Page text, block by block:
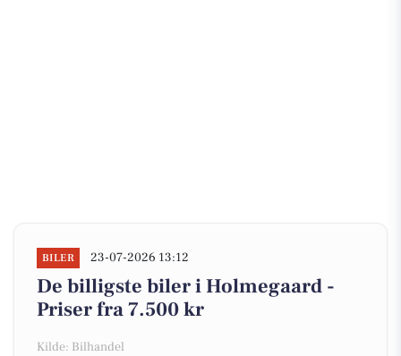
BILER 23-07-2026 13:12
De billigste biler i Holmegaard -
Priser fra 7.500 kr
Kilde: Bilhandel